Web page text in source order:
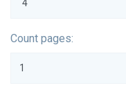
Count pages: